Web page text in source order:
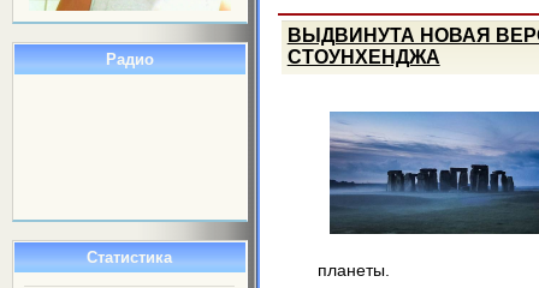
Радио
Статистика
ВЫДВИНУТА НОВАЯ
СТОУНХЕНДЖА
планеты.